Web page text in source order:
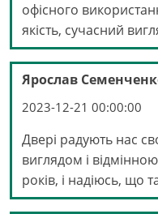
офісного
якість, сучасний
Ярослав
2023-12-21 00:00:00
Двері радують нас
виглядом і
років, і надіюсь, що